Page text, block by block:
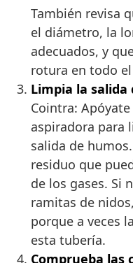
También revisa
el diámetro, la
adecuados, y
rotura en todo
Limpia la salida
Cointra:
aspiradora para
salida de
residuo que
de los gases. Si
ramitas de
porque a veces
esta tubería.
Comprueba las